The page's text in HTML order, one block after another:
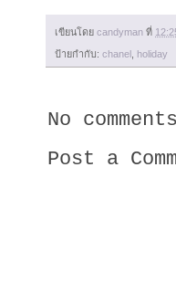
เขียนโดย candyman ที่
ป้ายกำกับ: chanel , holiday
No
Post a